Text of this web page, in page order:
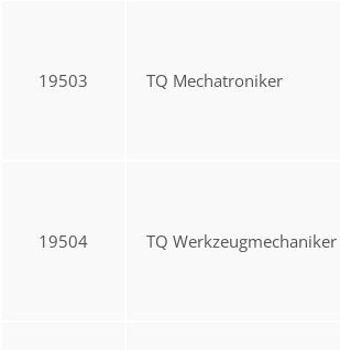
19503 TQ Mechatroniker
19504 TQ Werkzeugmechaniker